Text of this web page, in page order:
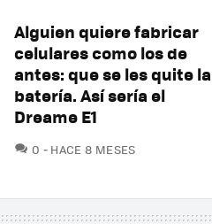
Alguien quiere fabricar
celulares como los de
antes: que se les quite la
batería. Así sería el
Dreame E1
0 COMENTARIOS
HACE 8 MESES